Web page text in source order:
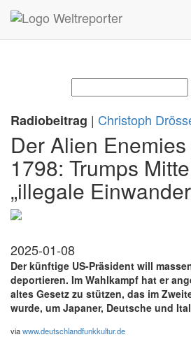
Zum Inhalt springen
Radiobeitrag | Christoph
Der Alien
1798: Trumps
„illegale
2025-01-08
Der künftige US-Präsident will
deportieren. Im Wahlkampf hat er
altes Gesetz zu stützen, das im
wurde, um Japaner, Deutsche und
viawww.deutschlandfunkkultur.de